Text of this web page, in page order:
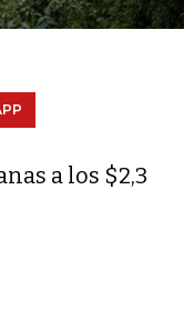
a los $2,3